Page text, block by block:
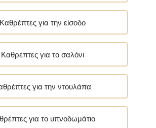
Καθρέπτες για την είσοδο
Καθρέπτες για το σαλόνι
για την ντουλάπα
για το υπνοδωμάτιο